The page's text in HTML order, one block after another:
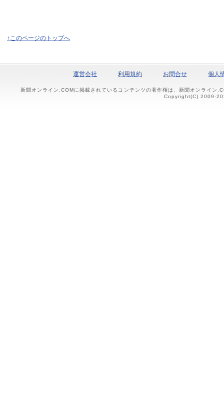
↑このページのトップへ
運営会社 利用規約 お問合せ 個人
新聞オンライン.COMに掲載されているコンテンツの著作権は、新聞オンライン
Copyright(C) 2009-